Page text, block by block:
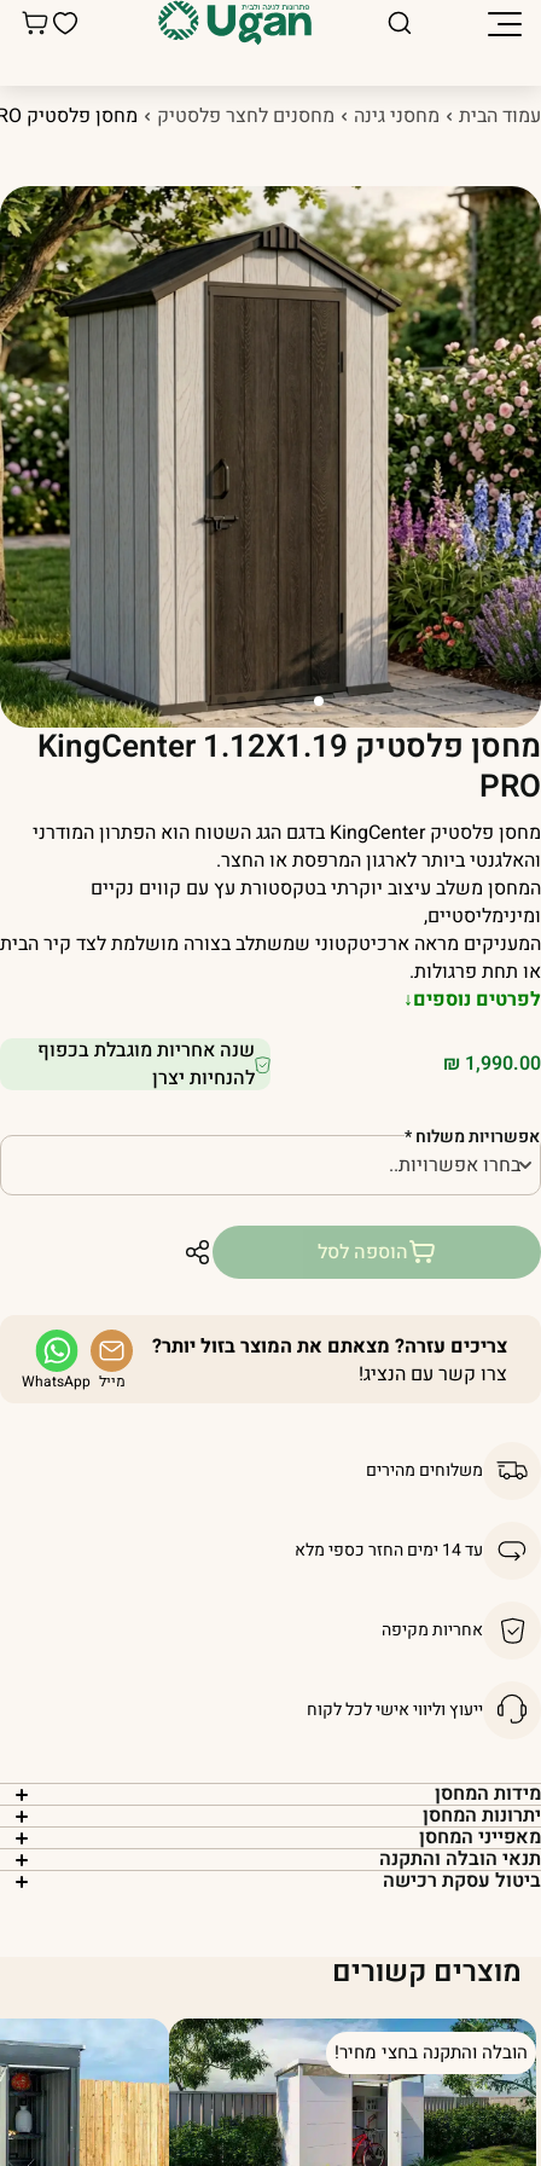
הבית מחסני גינה מחסנים לחצר פלסטיק מחסן פלסטיק KingCenter 1.12X1.19 PRO
מחסן פלסטיק KingCenter 1.12X1.19
שנה אחריות מוגבלת בכפוף
להנחיות יצרן
₪
מחסן פלסטיק KingCenter בדגם הגג השטוח הוא הפתרון המודרני
ביותר לארגון המרפסת או החצר.
משלב עיצוב יוקרתי בטקסטורת עץ עם קווים נקיים
מראה ארכיטקטוני שמשתלב בצורה מושלמת לצד קיר הבית
תחת פרגולות.
נוספים↓
משלוח*
הוספה לסל
צריכים עזרה? מצאתם את המוצר בזול יותר?
צרו קשר עם הנציג!
מייל WhatsApp
משלוחים מהירים
עד 14 ימים החזר כספי מלא
אחריות מקיפה
ייעוץ וליווי אישי לכל לקוח
המחסן
המחסן
המחסן
הובלה והתקנה
עסקת רכישה
מוצרים קשורים
הובלה והתקנה בחצי מחיר!